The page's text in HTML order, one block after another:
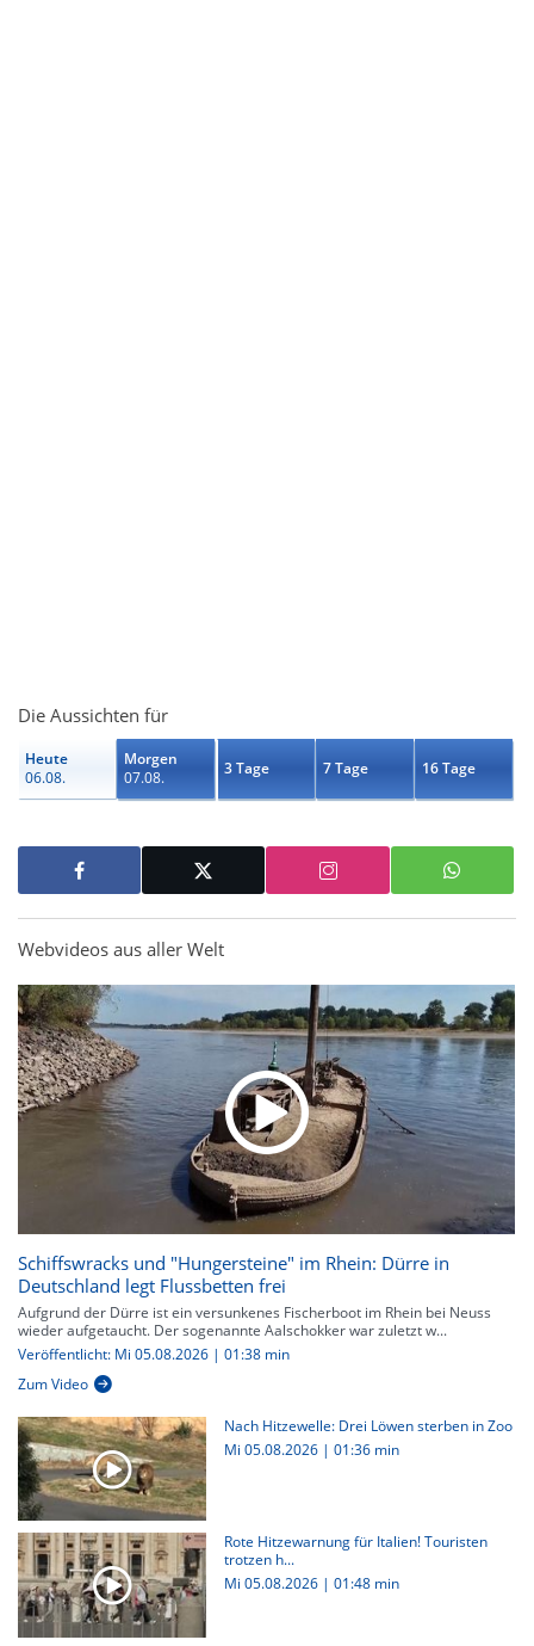
Die Aussichten für
Heute
06.08.
Morgen
07.08.
3 Tage 7 Tage 16 Tage
Webvideos aus aller Welt
Schiffswracks und "Hungersteine" im Rhein: Dürre in
Deutschland legt Flussbetten frei
Aufgrund der Dürre ist ein versunkenes Fischerboot im Rhein bei Neuss
wieder aufgetaucht. Der sogenannte Aalschokker war zuletzt w...
Veröffentlicht: Mi 05.08.2026 | 01:38 min
Zum Video
Nach Hitzewelle: Drei Löwen sterben in Zoo
Mi 05.08.2026 | 01:36 min
Rote Hitzewarnung für Italien! Touristen
trotzen h...
Mi 05.08.2026 | 01:48 min